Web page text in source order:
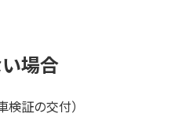
場合
証の交付）